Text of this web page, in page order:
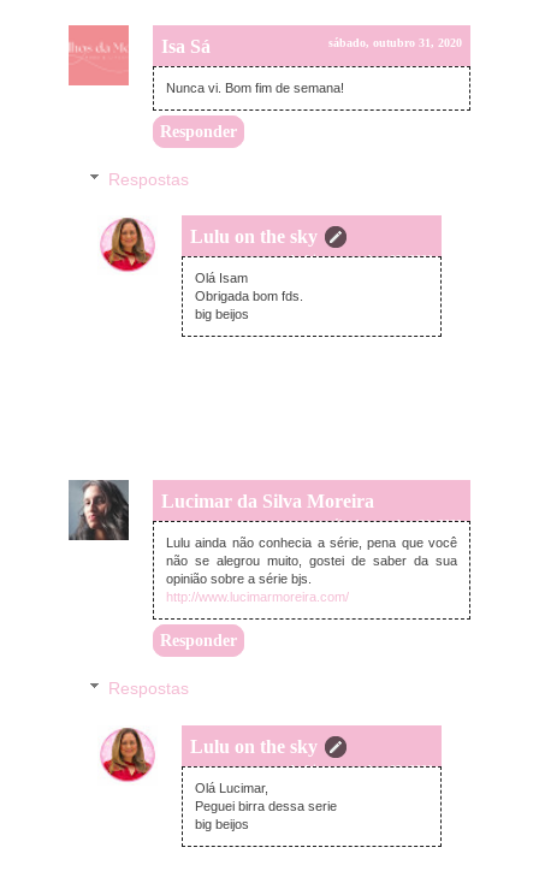
Isa Sá sábado, outubro 31, 2020
Nunca vi. Bom fim de semana!
Responder
Respostas
Lulu on the sky
segunda-feira, novembro 02, 2020
Olá Isam
Obrigada bom fds.
big beijos
Lucimar da Silva Moreira
sábado, outubro 31, 2020
Lulu ainda não conhecia a série, pena que você
não se alegrou muito, gostei de saber da sua
opinião sobre a série bjs.
http://www.lucimarmoreira.com/
Responder
Respostas
Lulu on the sky
segunda-feira, novembro 02, 2020
Olá Lucimar,
Peguei birra dessa serie
big beijos